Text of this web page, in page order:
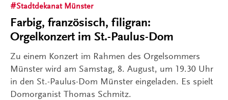
Stadtdekanat Münster
Farbig, französisch, filigran:
Orgelkonzert im St.-Paulus-Dom
Zu einem Konzert im Rahmen des Orgelsommers
Münster wird am Samstag, 8. August, um 19.30 Uhr
in den St.-Paulus-Dom Münster eingeladen. Es spielt
Domorganist Thomas Schmitz.